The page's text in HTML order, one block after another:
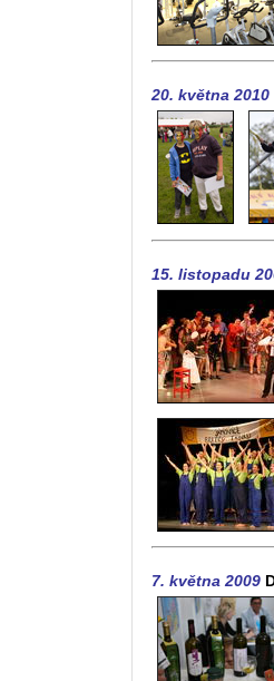
20. května 2010
15. listopadu
7. května 2009